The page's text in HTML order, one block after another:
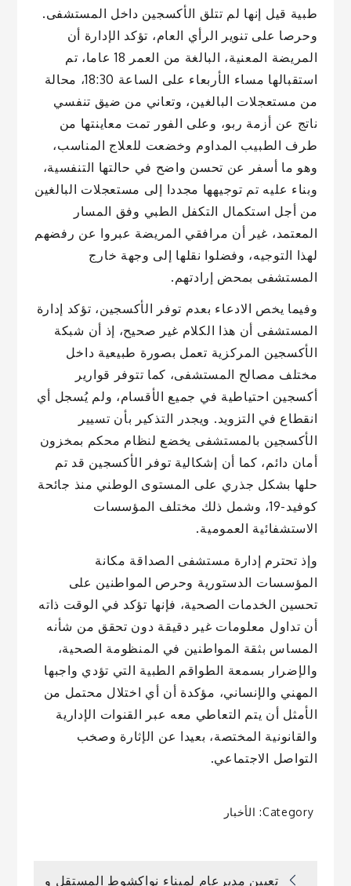
طبية قيل إنها لم تتلق الأكسجين داخل المستشفى.
وحرصا على تنوير الرأي العام، تؤكد الإدارة أن
المريضة المعنية، البالغة من العمر 18 عاما، تم
استقبالها مساء الأربعاء على الساعة 18:30، محالة
من مستعجلات البالغين، وتعاني من ضيق تنفسي
ناتج عن أزمة ربو، وعلى الفور تمت معاينتها من
طرف الطبيب المداوم وخضعت للعلاج المناسب،
وهو ما أسفر عن تحسن واضح في حالتها التنفسية،
وبناء عليه تم توجيهها مجددا إلى مستعجلات البالغين
من أجل استكمال التكفل الطبي وفق المسار
المعتمد، غير أن مرافقي المريضة عبروا عن رفضهم
لهذا التوجيه، وفضلوا نقلها إلى وجهة خارج
المستشفى بمحض إرادتهم.
وفيما يخص الادعاء بعدم توفر الأكسجين، تؤكد إدارة
المستشفى أن هذا الكلام غير صحيح، إذ أن شبكة
الأكسجين المركزية تعمل بصورة طبيعية داخل
مختلف مصالح المستشفى، كما تتوفر قوارير
أكسجين احتياطية في جميع الأقسام، ولم يُسجل أي
انقطاع في التزويد. ويجدر التذكير بأن تسيير
الأكسجين بالمستشفى يخضع لنظام محكم بمخزون
أمان دائم، كما أن إشكالية توفر الأكسجين قد تم
حلها بشكل جذري على المستوى الوطني منذ جائحة
كوفيد-19، وشمل ذلك مختلف المؤسسات
الاستشفائية العمومية.
وإذ تحترم إدارة مستشفى الصداقة مكانة
المؤسسات الدستورية وحرص المواطنين على
تحسين الخدمات الصحية، فإنها تؤكد في الوقت ذاته
أن تداول معلومات غير دقيقة دون تحقق من شأنه
المساس بثقة المواطنين في المنظومة الصحية،
والإضرار بسمعة الطواقم الطبية التي تؤدي واجبها
المهني والإنساني، مؤكدة أن أي اختلال محتمل من
الأمثل أن يتم التعاطي معه عبر القنوات الإدارية
والقانونية المختصة، بعيدا عن الإثارة وصخب
التواصل الاجتماعي.
Category: الأخبار
تعيين مديرعام لميناء نواكشوط المستقل و